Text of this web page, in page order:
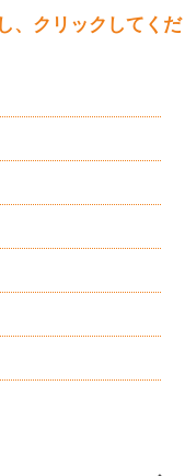
、クリックしてくだ